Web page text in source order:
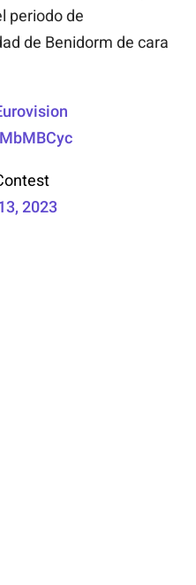
periodo de
de Benidorm de cara
2023